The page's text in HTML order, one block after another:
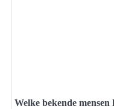
Welke bekende